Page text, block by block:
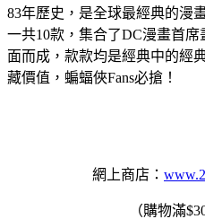
83年歷史，是全球最經典的漫
一共10款，集合了DC漫畫首席
面而成，款款均是經典中的經
藏價值，蝙蝠俠Fans必搶！
網上商店：
（購物滿